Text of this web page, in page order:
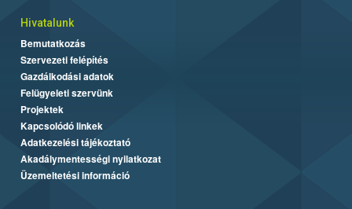
Hivatalunk
Bemutatkozás
Szervezeti felépítés
Gazdálkodási adatok
Felügyeleti szervünk
Projektek
Kapcsolódó linkek
Adatkezelési tájékoztató
Akadálymentességi nyilatkozat
Üzemeltetési információ